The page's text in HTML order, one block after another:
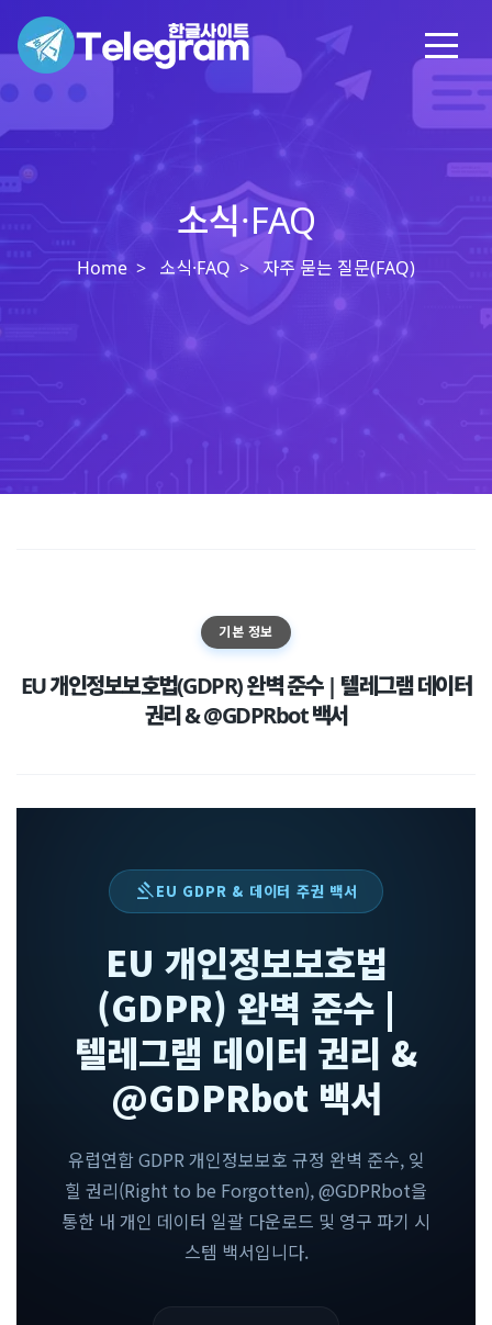
소식·FAQ
Home 소식·FAQ 자주 묻는 질문(FAQ)
기본 정보
EU 개인정보보호법(GDPR) 완벽 준수 | 텔레그램 데이터
권리 & @GDPRbot 백서
gavelEU GDPR & 데이터 주권 백서
EU 개인정보보호법
(GDPR) 완벽 준수 |
텔레그램 데이터 권리 &
@GDPRbot 백서
유럽연합 GDPR 개인정보보호 규정 완벽 준수, 잊
힐 권리(Right to be Forgotten), @GDPRbot을
통한 내 개인 데이터 일괄 다운로드 및 영구 파기 시
스템 백서입니다.